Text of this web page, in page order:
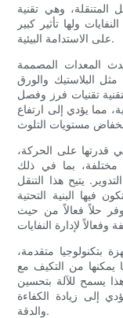
المتنقلة، وهي تقنية
ولها تأثير كبير
على الاستدامة البيئية.
المعدات المصممة
البلاستيك والورق
تقنيات فرز وفصل
مما يؤدي إلى ارتفاع
قدرتها على الحركة،
مختلفة، بما في ذلك
يتيح هذا التنقل
فيها البنية التحتية
حلاً فعالاً من حيث
بتكنولوجيا متقدمة،
يمكنها من التكيف مع
يسمح للآلة بتحسين
إلى زيادة الكفاءة
والدقة.